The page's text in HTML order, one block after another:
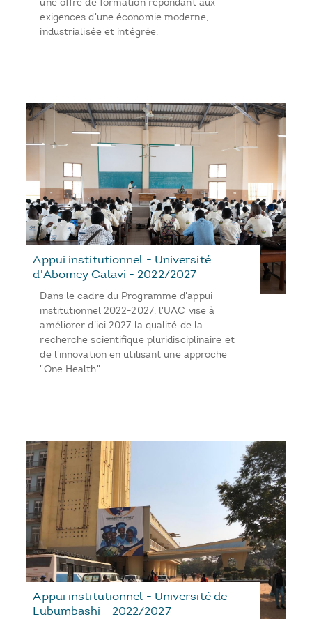
exigences d'une économie moderne,
industrialisée et intégrée.
Appui institutionnel - Université
d'Abomey Calavi - 2022/2027
Dans le cadre du Programme d'appui
institutionnel 2022-2027, l'UAC vise à
améliorer d’ici 2027 la qualité de la
recherche scientifique pluridisciplinaire et
de l'innovation en utilisant une approche
"One Health".
Appui institutionnel - Université de
Lubumbashi - 2022/2027